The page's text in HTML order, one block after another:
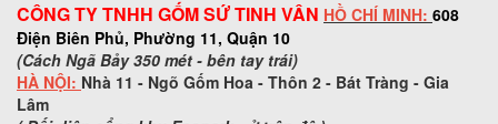
CÔNG TY TNHH GỐM SỨ TINH VÂN HỒ CHÍ MINH: 608
Điện Biên Phủ, Phường 11, Quận 10
(Cách Ngã Bảy 350 mét - bên tay trái)
HÀ NỘI: Nhà 11 - Ngõ Gốm Hoa - Thôn 2 - Bát Tràng - Gia
Lâm